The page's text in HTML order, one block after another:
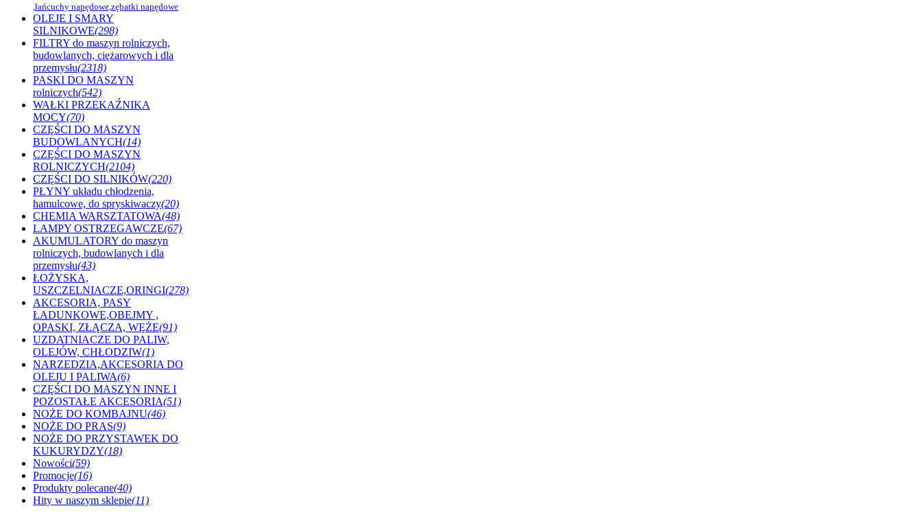
,łańcuchy napędowe,zębatki napędowe
OLEJE I SMARY
SILNIKOWE(298)
FILTRY do maszyn rolniczych,
budowlanych, ciężarowych i dla
przemysłu(2318)
PASKI DO MASZYN
rolniczych(542)
WAŁKI PRZEKAŹNIKA
MOCY(70)
CZĘŚCI DO MASZYN
BUDOWLANYCH(14)
CZĘŚCI DO MASZYN
ROLNICZYCH(2104)
CZĘŚCI DO SILNIKÓW(220)
PŁYNY układu chłodzenia,
hamulcowe, do spryskiwaczy(20)
CHEMIA WARSZTATOWA(48)
LAMPY OSTRZEGAWCZE(67)
AKUMULATORY do maszyn
rolniczych, budowlanych i dla
przemysłu(43)
ŁOŻYSKA,
USZCZELNIACZE,ORINGI(278)
AKCESORIA, PASY
ŁADUNKOWE,OBEJMY ,
OPASKI, ZŁĄCZA, WĘŻE(91)
UZDATNIACZE DO PALIW,
OLEJÓW, CHŁODZIW(1)
NARZEDZIA,AKCESORIA DO
OLEJU I PALIWA(6)
CZĘŚCI DO MASZYN INNE I
POZOSTAŁE AKCESORIA(51)
NOŻE DO KOMBAJNU(46)
NOŻE DO PRAS(9)
NOŻE DO PRZYSTAWEK DO
KUKURYDZY(18)
Nowości(59)
Promocje(16)
Produkty polecane(40)
Hity w naszym sklepie(11)